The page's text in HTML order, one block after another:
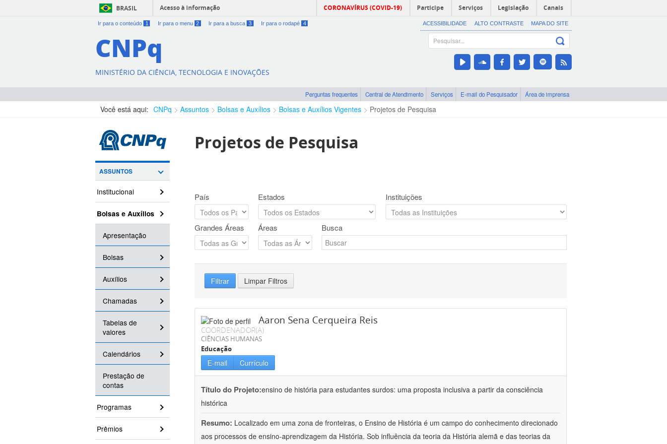
BRASIL Acesso à informação CORONAVÍRUS (COVID-19) Participe Serviços Legislação Canais
Ir para o conteúdo 1 Ir para o menu 2 Ir para a busca 3 Ir para o rodapé 4 ACESSIBILIDADE ALTO CONTRASTE MAPA DO SITE
CNPq
MINISTÉRIO DA CIÊNCIA, TECNOLOGIA E INOVAÇÕES
Perguntas frequentes Central de Atendimento Serviços E-mail do Pesquisador Área de imprensa
Você está aqui: CNPq Assuntos Bolsas e Auxílios Bolsas e Auxílios Vigentes Projetos de Pesquisa
ASSUNTOS
Institucional
Bolsas e Auxílios
Apresentação
Bolsas
Auxílios
Chamadas
Tabelas de
valores
Calendários
Prestação de
contas
Programas
Prêmios
Projetos de Pesquisa
País Estados Instituições
Grandes Áreas Áreas Busca
Filtrar Limpar Filtros
Aaron Sena Cerqueira Reis
COORDENADOR(A)
CIÊNCIAS HUMANAS
Educação
E-mail Currículo
Título do Projeto:ensino de história para estudantes surdos: uma proposta inclusiva a partir da consciência
histórica
Resumo: Localizado em uma zona de fronteiras, o Ensino de História é um campo do conhecimento direcionado
aos processos de ensino-aprendizagem da História. Sob influência da teoria da História alemã e das teorias da